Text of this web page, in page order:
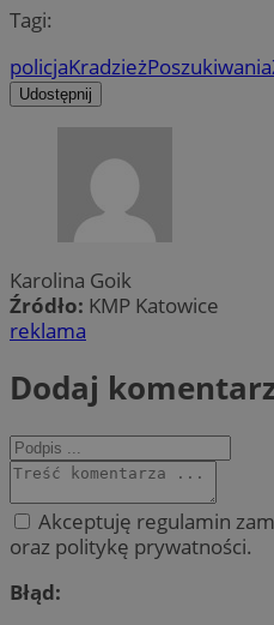
Tagi:
policjaKradzieżPoszukiwania
Udostępnij
Karolina Goik
Źródło: KMP Katowice
reklama
Dodaj
Akceptuję regulamin
oraz politykę prywatności.
Błąd: